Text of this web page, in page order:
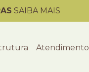
SAIBA MAIS
Atendimento